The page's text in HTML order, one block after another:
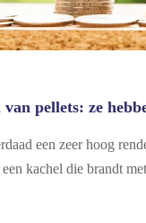
pellets: ze
een zeer hoog
kachel die brandt